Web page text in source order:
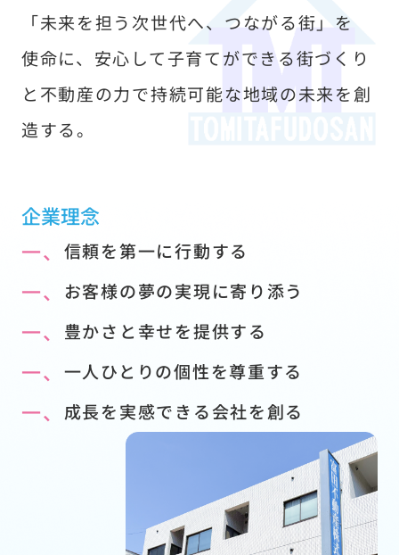
「未来を担う次世代へ、つながる街」を
使命に、安心して子育てができる街づくり
と不動産の力で持続可能な地域の未来を創
造する。
企業理念
一、 信頼を第一に行動する
一、 お客様の夢の実現に寄り添う
一、 豊かさと幸せを提供する
一、 一人ひとりの個性を尊重する
一、 成長を実感できる会社を創る